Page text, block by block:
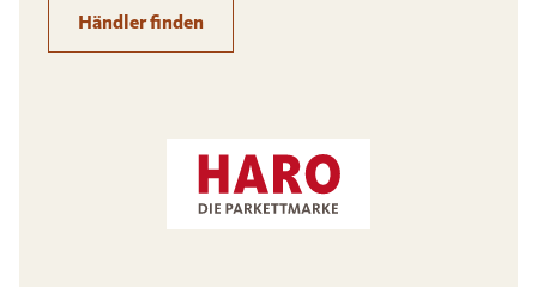
Händler finden